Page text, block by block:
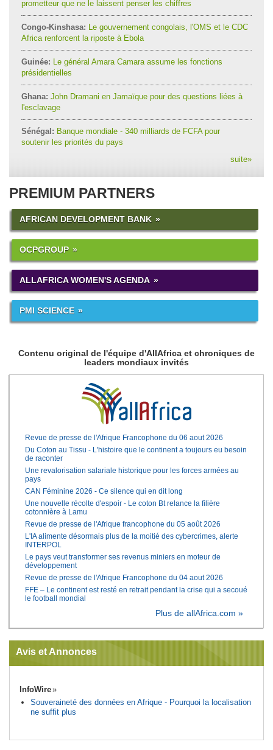
prometteur que ne le laissent penser les chiffres
Congo-Kinshasa: Le gouvernement congolais, l'OMS et le CDC
Africa renforcent la riposte à Ebola
Guinée: Le général Amara Camara assume les fonctions
présidentielles
Ghana: John Dramani en Jamaïque pour des questions liées à
l'esclavage
Sénégal: Banque mondiale - 340 milliards de FCFA pour
soutenir les priorités du pays
suite»
PREMIUM PARTNERS
AFRICAN DEVELOPMENT BANK
OCPGROUP
ALLAFRICA WOMEN'S AGENDA
PMI SCIENCE
Contenu original de l'équipe d'AllAfrica et chroniques de
leaders mondiaux invités
Revue de presse de l'Afrique Francophone du 06 aout 2026
Du Coton au Tissu - L'histoire que le continent a toujours eu besoin
de raconter
Une revalorisation salariale historique pour les forces armées au
pays
CAN Féminine 2026 - Ce silence qui en dit long
Une nouvelle récolte d'espoir - Le coton Bt relance la filière
cotonnière à Lamu
Revue de presse de l'Afrique francophone du 05 août 2026
L'IA alimente désormais plus de la moitié des cybercrimes, alerte
INTERPOL
Le pays veut transformer ses revenus miniers en moteur de
développement
Revue de presse de l'Afrique Francophone du 04 aout 2026
FFE – Le continent est resté en retrait pendant la crise qui a secoué
le football mondial
Plus de allAfrica.com »
Avis et Annonces
InfoWire
Souveraineté des données en Afrique - Pourquoi la localisation
ne suffit plus